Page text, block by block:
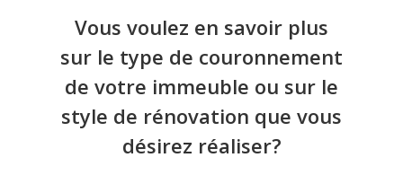
Vous voulez en savoir plus
sur le type de couronnement
de votre immeuble ou sur le
style de rénovation que vous
désirez réaliser?